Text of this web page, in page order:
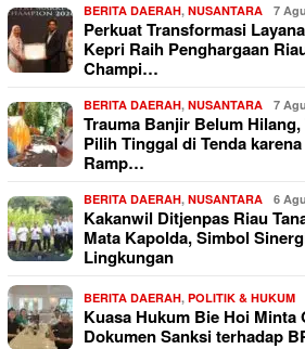
BERITA DAERAH, NUSANTARA 7
Perkuat Transformasi
Kepri Raih Penghargaan
Champi…
BERITA DAERAH, NUSANTARA 7
Trauma Banjir Belum
Pilih Tinggal di Tenda
Ramp…
BERITA DAERAH, NUSANTARA 6
Kakanwil Ditjenpas Riau
Mata Kapolda, Simbol
Lingkungan
BERITA DAERAH, POLITIK & HUKUM
Kuasa Hukum Bie Hoi Minta
Dokumen Sanksi terhadap